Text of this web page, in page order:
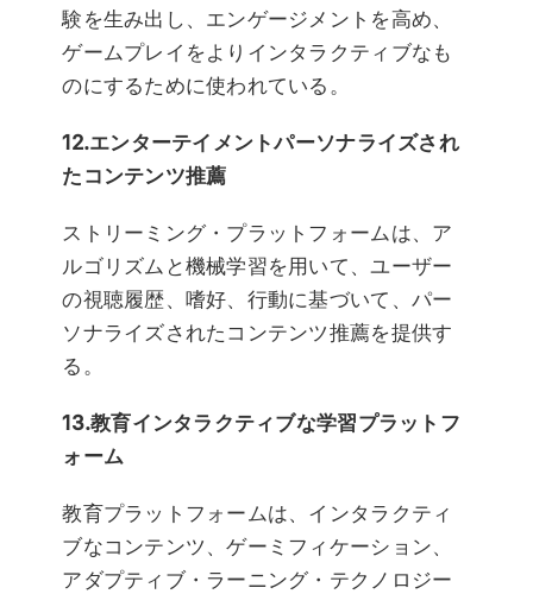
験を生み出し、エンゲージメントを高め、
ゲームプレイをよりインタラクティブなも
のにするために使われている。
12.エンターテイメントパーソナライズされ
たコンテンツ推薦
ストリーミング・プラットフォームは、ア
ルゴリズムと機械学習を用いて、ユーザー
の視聴履歴、嗜好、行動に基づいて、パー
ソナライズされたコンテンツ推薦を提供す
る。
13.教育インタラクティブな学習プラットフ
ォーム
教育プラットフォームは、インタラクティ
ブなコンテンツ、ゲーミフィケーション、
アダプティブ・ラーニング・テクノロジー